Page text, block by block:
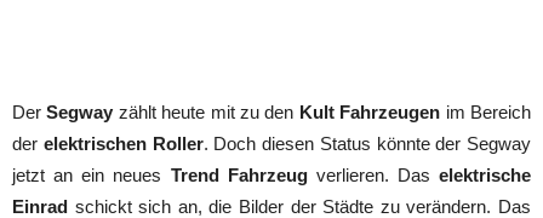
DerSegway zählt heute mit zu den Kult Fahrzeugen im Bereich
der elektrischen Roller. Doch diesen Status könnte der Segway
jetzt an ein neues Trend Fahrzeugverlieren. Das elektrische
Einrad schickt sich an, die Bilder der Städte zu verändern. Das